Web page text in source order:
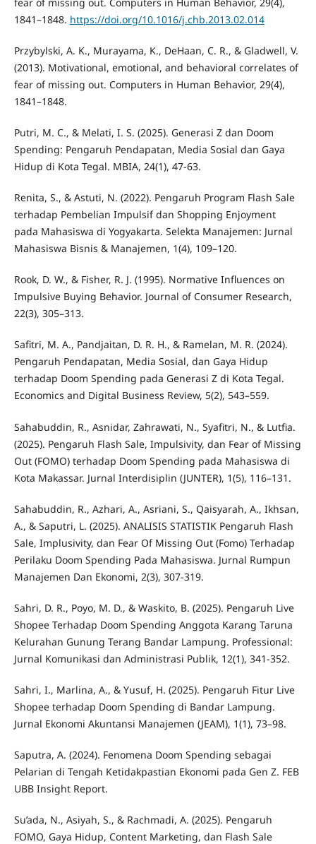
fear of missing out. Computers in Human Behavior, 29(4),
1841–1848. https://doi.org/10.1016/j.chb.2013.02.014
Przybylski, A. K., Murayama, K., DeHaan, C. R., & Gladwell, V.
(2013). Motivational, emotional, and behavioral correlates of
fear of missing out. Computers in Human Behavior, 29(4),
1841–1848.
Putri, M. C., & Melati, I. S. (2025). Generasi Z dan Doom
Spending: Pengaruh Pendapatan, Media Sosial dan Gaya
Hidup di Kota Tegal. MBIA, 24(1), 47-63.
Renita, S., & Astuti, N. (2022). Pengaruh Program Flash Sale
terhadap Pembelian Impulsif dan Shopping Enjoyment
pada Mahasiswa di Yogyakarta. Selekta Manajemen: Jurnal
Mahasiswa Bisnis & Manajemen, 1(4), 109–120.
Rook, D. W., & Fisher, R. J. (1995). Normative Influences on
Impulsive Buying Behavior. Journal of Consumer Research,
22(3), 305–313.
Safitri, M. A., Pandjaitan, D. R. H., & Ramelan, M. R. (2024).
Pengaruh Pendapatan, Media Sosial, dan Gaya Hidup
terhadap Doom Spending pada Generasi Z di Kota Tegal.
Economics and Digital Business Review, 5(2), 543–559.
Sahabuddin, R., Asnidar, Zahrawati, N., Syafitri, N., & Lutfia.
(2025). Pengaruh Flash Sale, Impulsivity, dan Fear of Missing
Out (FOMO) terhadap Doom Spending pada Mahasiswa di
Kota Makassar. Jurnal Interdisiplin (JUNTER), 1(5), 116–131.
Sahabuddin, R., Azhari, A., Asriani, S., Qaisyarah, A., Ikhsan,
A., & Saputri, L. (2025). ANALISIS STATISTIK Pengaruh Flash
Sale, Implusivity, dan Fear Of Missing Out (Fomo) Terhadap
Perilaku Doom Spending Pada Mahasiswa. Jurnal Rumpun
Manajemen Dan Ekonomi, 2(3), 307-319.
Sahri, D. R., Poyo, M. D., & Waskito, B. (2025). Pengaruh Live
Shopee Terhadap Doom Spending Anggota Karang Taruna
Kelurahan Gunung Terang Bandar Lampung. Professional:
Jurnal Komunikasi dan Administrasi Publik, 12(1), 341-352.
Sahri, I., Marlina, A., & Yusuf, H. (2025). Pengaruh Fitur Live
Shopee terhadap Doom Spending di Bandar Lampung.
Jurnal Ekonomi Akuntansi Manajemen (JEAM), 1(1), 73–98.
Saputra, A. (2024). Fenomena Doom Spending sebagai
Pelarian di Tengah Ketidakpastian Ekonomi pada Gen Z. FEB
UBB Insight Report.
Su’ada, N., Asiyah, S., & Rachmadi, A. (2025). Pengaruh
FOMO, Gaya Hidup, Content Marketing, dan Flash Sale